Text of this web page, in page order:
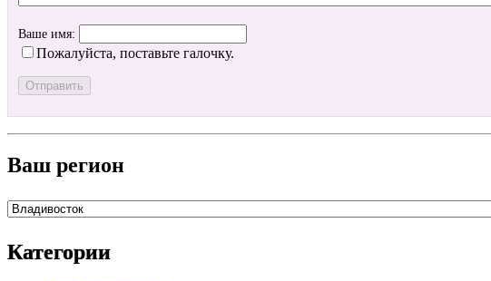
Ваше имя:
Пожалуйста, поставьте галочку.
Ваш регион
Категории